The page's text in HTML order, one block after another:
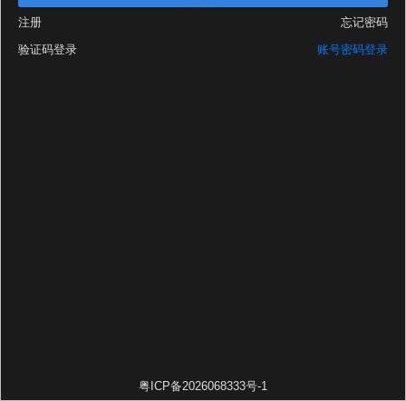
注册
忘记密码
验证码登录
账号密码登录
粤ICP备2026068333号-1